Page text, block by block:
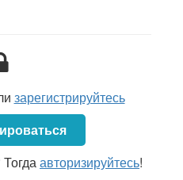
организации,
организации
является физическое
или учредительного
зарегистрируйтесь
авторизируйтесь!